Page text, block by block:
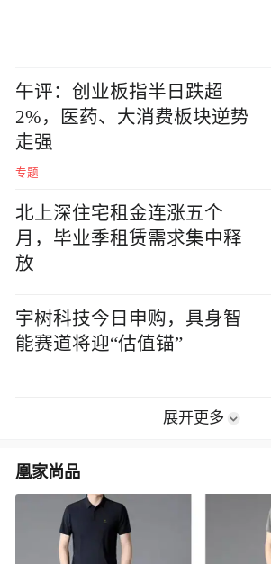
午评：创业板指半日跌超
2%，医药、大消费板块逆势
走强
专题
北上深住宅租金连涨五个
月，毕业季租赁需求集中释
放
宇树科技今日申购，具身智
能赛道将迎“估值锚”
展开更多
凰家尚品